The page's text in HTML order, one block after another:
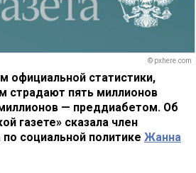
© pxhere.com
официальной статистики,
страдают пять миллионов
— преддиабетом. Об
газете» сказала член
социальной политике Жанна